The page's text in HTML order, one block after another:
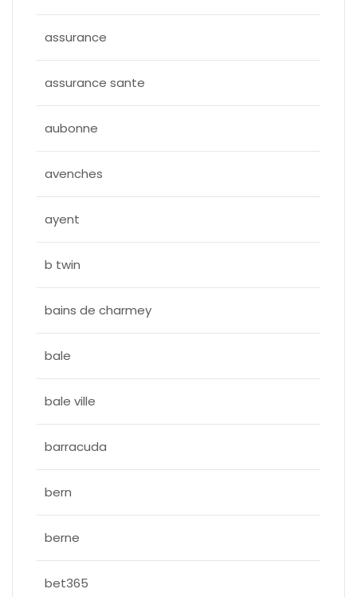
assurance
assurance sante
aubonne
avenches
ayent
b twin
bains de charmey
bale
bale ville
barracuda
bern
berne
bet365